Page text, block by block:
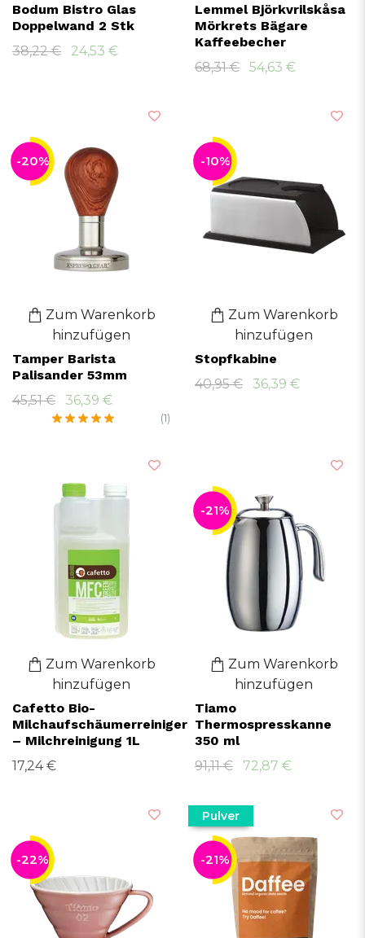
Bodum Bistro Glas
Doppelwand 2 Stk
38,22 €
24,53 €
Lemmel Björkvrilskåsa
Mörkrets Bägare
Kaffeebecher
68,31 €
54,63 €
-20%
Zum Warenkorb
hinzufügen
Tamper Barista
Palisander 53mm
45,51 €
36,39 €
(1)
-10%
Zum Warenkorb
hinzufügen
Stopfkabine
40,95 €
36,39 €
Zum Warenkorb
hinzufügen
Cafetto Bio-
Milchaufschäumerreiniger
– Milchreinigung 1L
17,24 €
-21%
Zum Warenkorb
hinzufügen
Tiamo
Thermospresskanne
350 ml
91,11 €
72,87 €
-22%
Pulver
-21%